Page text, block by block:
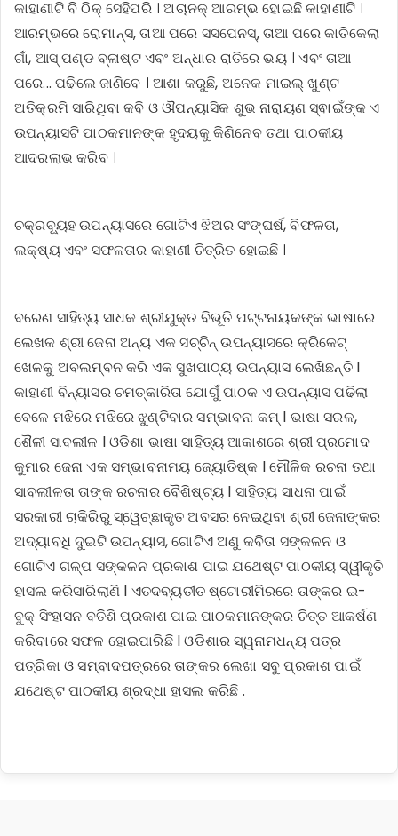
କାହାଣୀଟି ବି ଠିକ୍ ସେହିପରି । ଅଚାନକ୍ ଆରମ୍ଭ ହୋଇଛି କାହାଣୀଟି ।
ଆରମ୍ଭରେ ରୋମାନ୍ସ, ତାଆ ପରେ ସସପେନସ୍, ତାଆ ପରେ କାତିକେଲା
ଗାଁ, ଆସ୍ ପଣ୍ଡ ବ୍ଳାଷ୍ଟ ଏବଂ ଅନ୍ଧାର ରାତିରେ ଭୟ । ଏବଂ ତାଆ
ପରେ... ପଢିଲେ ଜାଣିବେ । ଆଶା କରୁଛି, ଅନେକ ମାଇଲ୍ ଖୁଣ୍ଟ
ଅତିକ୍ରମି ସାରିଥିବା କବି ଓ ଔପନ୍ୟାସିକ ଶୁଭ ନାରାୟଣ ସ୍ଵାଇଁଙ୍କ ଏ
ଉପନ୍ୟାସଟି ପାଠକମାନଙ୍କ ହୃଦୟକୁ କିଣିନେବ ତଥା ପାଠକୀୟ
ଆଦରଲାଭ କରିବ ।
ଚକ୍ରବ୍ୟୂହ ଉପନ୍ୟାସରେ ଗୋଟିଏ ଝିଅର ସଂଙ୍ଘର୍ଷ, ବିଫଳତା,
ଲକ୍ଷ୍ୟ ଏବଂ ସଫଳତାର କାହାଣୀ ଚିତ୍ରିତ ହୋଇଛି ।
ବରେଣ ସାହିତ୍ୟ ସାଧକ ଶ୍ରୀଯୁକ୍ତ ବିଭୂତି ପଟ୍ଟନାୟକଙ୍କ ଭାଷାରେ
ଲେଖକ ଶ୍ରୀ ଜେନା ଅନ୍ୟ ଏକ ସଚ୍ଚିନ୍ ଉପନ୍ୟାସରେ କ୍ରିକେଟ୍
ଖେଳକୁ ଅବଲମ୍ବନ କରି ଏକ ସୁଖପାଠ୍ୟ ଉପନ୍ୟାସ ଲେଖିଛନ୍ତି l
କାହାଣୀ ବିନ୍ୟାସର ଚମତ୍କାରିତା ଯୋଗୁଁ ପାଠକ ଏ ଉପନ୍ୟାସ ପଢିଲା
ବେଳେ ମଝିରେ ମଝିରେ ଝୁଣ୍ଟିବାର ସମ୍ଭାବନା କମ୍ l ଭାଷା ସରଳ,
ଶୈଳୀ ସାବଲୀଳ l ଓଡିଶା ଭାଷା ସାହିତ୍ୟ ଆକାଶରେ ଶ୍ରୀ ପ୍ରମୋଦ
କୁମାର ଜେନା ଏକ ସମ୍ଭାବନାମୟ ଜ୍ୟୋତିଷ୍କ l ମୌଳିକ ରଚନା ତଥା
ସାବଲୀଳତା ତାଙ୍କ ରଚନାର ବୈଶିଷ୍ଟ୍ୟ l ସାହିତ୍ୟ ସାଧନା ପାଇଁ
ସରକାରୀ ଚାକିରିରୁ ସ୍ୱେଚ୍ଛାକୃତ ଅବସର ନେଇଥିବା ଶ୍ରୀ ଜେନାଙ୍କର
ଅଦ୍ୟାବଧି ଦୁଇଟି ଉପନ୍ୟାସ, ଗୋଟିଏ ଅଣୁ କବିତା ସଙ୍କଳନ ଓ
ଗୋଟିଏ ଗଳ୍ପ ସଙ୍କଳନ ପ୍ରକାଶ ପାଇ ଯଥେଷ୍ଟ ପାଠକୀୟ ସ୍ୱୀକୃତି
ହାସଲ କରିସାରିଲାଣି l ଏତଦବ୍ୟତୀତ ଷ୍ଟୋରୀମିରରେ ତାଙ୍କର ଇ-
ବୁକ୍ ସିଂହାସନ ବତିଶି ପ୍ରକାଶ ପାଇ ପାଠକମାନଙ୍କର ଚିତ୍ତ ଆକର୍ଷଣ
କରିବାରେ ସଫଳ ହୋଇପାରିଛି l ଓଡିଶାର ସ୍ୱନାମଧନ୍ୟ ପତ୍ର
ପତ୍ରିକା ଓ ସମ୍ବାଦପତ୍ରରେ ତାଙ୍କର ଲେଖା ସବୁ ପ୍ରକାଶ ପାଇଁ
ଯଥେଷ୍ଟ ପାଠକୀୟ ଶ୍ରଦ୍ଧା ହାସଲ କରିଛି .